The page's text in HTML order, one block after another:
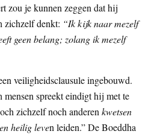
zou je kunnen zeggen dat hij
zichzelf denkt: “Ik kijk naarmezelf
geen belang; zolang ik mezelf
veiligheidsclausule ingebouwd.
spreekt eindigt hij met te
zichzelf noch anderenkwetsen
heilig leven leiden.” De Boeddha